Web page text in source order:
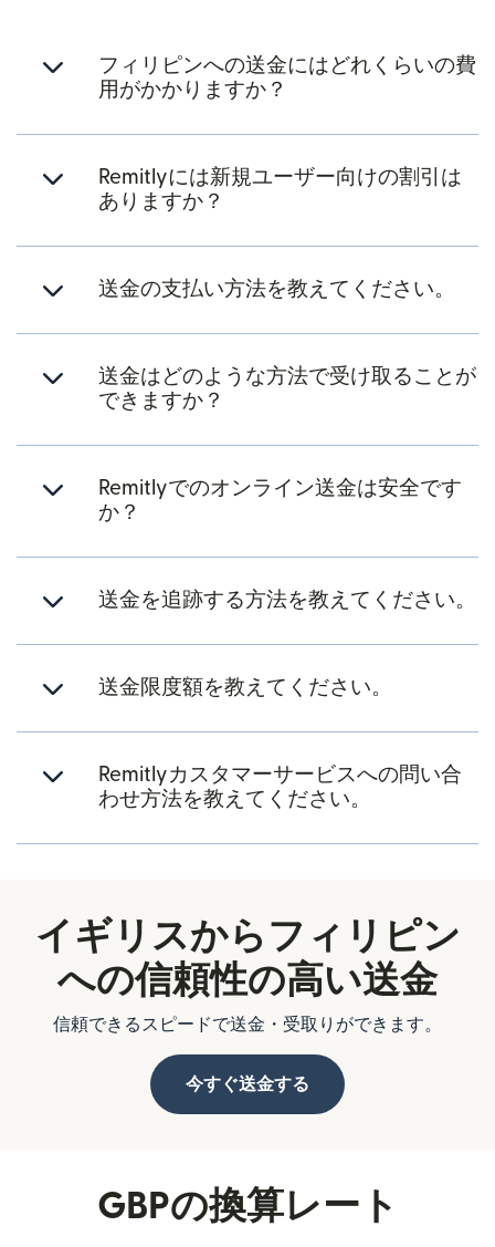
フィリピンへの送金にはどれくらいの費
用がかかりますか？
Remitlyには新規ユーザー向けの割引は
ありますか？
送金の支払い方法を教えてください。
送金はどのような方法で受け取ることが
できますか？
Remitlyでのオンライン送金は安全です
か？
送金を追跡する方法を教えてください。
送金限度額を教えてください。
Remitlyカスタマーサービスへの問い合
わせ方法を教えてください。
イギリスからフィリピン
への信頼性の高い送金
信頼できるスピードで送金・受取りができます。
今すぐ送金する
GBPの換算レート